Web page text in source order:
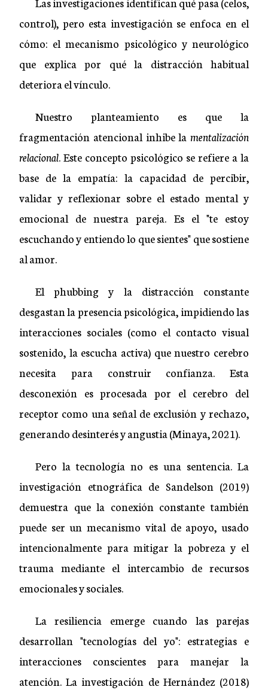
control), pero esta investigación se enfoca en el
cómo: el mecanismo psicológico y neurológico
que explica por qué la distracción habitual
deteriora el vínculo.
Nuestro planteamiento es que la
fragmentación atencional inhibe la mentalización
relacional. Este concepto psicológico se refiere a la
base de la empatía: la capacidad de percibir,
validar y reflexionar sobre el estado mental y
emocional de nuestra pareja. Es el "te estoy
escuchando y entiendo lo que sientes" que sostiene
al amor.
El phubbing y la distracción constante
desgastan la presencia psicológica, impidiendo las
interacciones sociales (como el contacto visual
sostenido, la escucha activa) que nuestro cerebro
necesita para construir confianza. Esta
desconexión es procesada por el cerebro del
receptor como una señal de exclusión y rechazo,
generando desinterés y angustia (Minaya, 2021).
Pero la tecnología no es una sentencia. La
investigación etnográfica de Sandelson (2019)
demuestra que la conexión constante también
puede ser un mecanismo vital de apoyo, usado
intencionalmente para mitigar la pobreza y el
trauma mediante el intercambio de recursos
emocionales y sociales.
La resiliencia emerge cuando las parejas
desarrollan "tecnologías del yo": estrategias e
interacciones conscientes para manejar la
atención. La investigación de Hernández (2018)